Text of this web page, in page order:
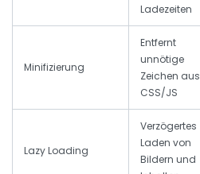
Ladezeiten
Minifizierung
Entfernt
unnötige
Zeichen aus
CSS/JS
Lazy Loading
Verzögertes
Laden von
Bildern und